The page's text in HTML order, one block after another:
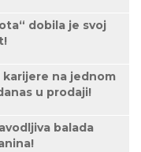
dobila je svoj
na jednom
u prodaji!
balada